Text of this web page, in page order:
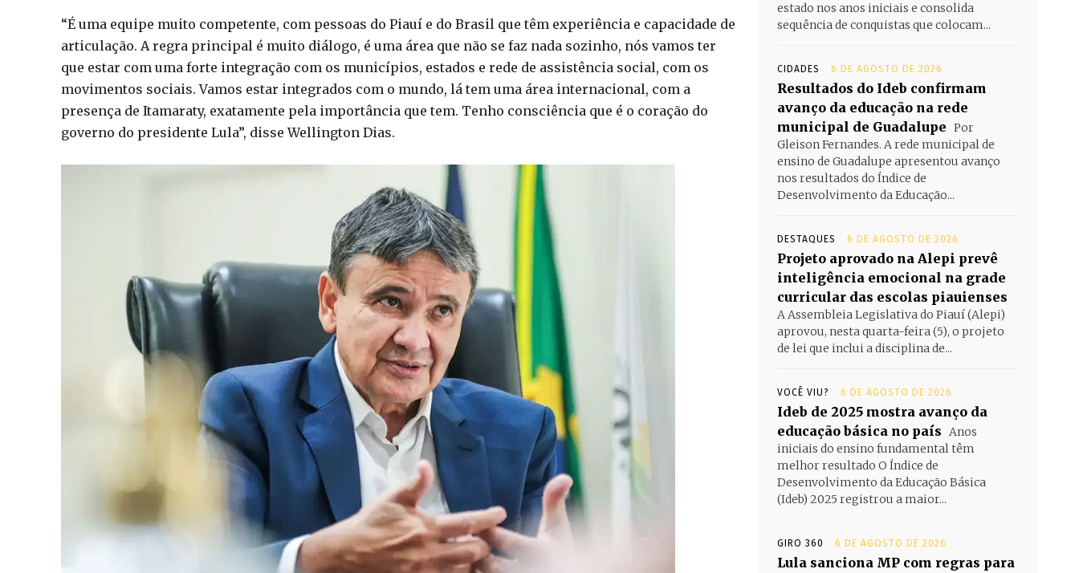
“É uma equipe muito competente, com pessoas do Piauí e do Brasil que têm experiência e capacidade de
articulação. A regra principal é muito diálogo, é uma área que não se faz nada sozinho, nós vamos ter
que estar com uma forte integração com os municípios, estados e rede de assistência social, com os
movimentos sociais. Vamos estar integrados com o mundo, lá tem uma área internacional, com a
presença de Itamaraty, exatamente pela importância que tem. Tenho consciência que é o coração do
governo do presidente Lula”, disse Wellington Dias.
estado nos anos iniciais e consolida
sequência de conquistas que colocam...
CIDADES 6 DE AGOSTO DE 2026
Resultados do Ideb confirmam
avanço da educação na rede
municipal de Guadalupe Por
Gleison Fernandes. A rede municipal de
ensino de Guadalupe apresentou avanço
nos resultados do Índice de
Desenvolvimento da Educação...
DESTAQUES 6 DE AGOSTO DE 2026
Projeto aprovado na Alepi prevê
inteligência emocional na grade
curricular das escolas piauienses
A Assembleia Legislativa do Piauí (Alepi)
aprovou, nesta quarta-feira (5), o projeto
de lei que inclui a disciplina de...
VOCÊ VIU? 6 DE AGOSTO DE 2026
Ideb de 2025 mostra avanço da
educação básica no país Anos
iniciais do ensino fundamental têm
melhor resultado O Índice de
Desenvolvimento da Educação Básica
(Ideb) 2025 registrou a maior...
GIRO 360 6 DE AGOSTO DE 2026
Lula sanciona MP com regras para